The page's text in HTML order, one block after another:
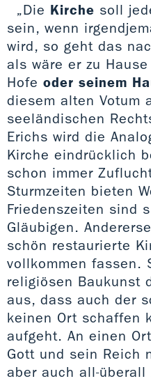
„Die Kirche soll
sein, wenn
wird, so geht das
als wäre er zu
Hofe oder seinem
diesem alten Votum
seeländischen
Erichs wird die
Kirche eindrücklich
schon immer
Sturmzeiten bieten
Friedenszeiten sind
Gläubigen.
schön restaurierte
vollkommen fassen.
religiösen Baukunst
aus, dass auch der
keinen Ort schaffen
aufgeht. An einen
Gott und sein Reich
aber auch all-überall